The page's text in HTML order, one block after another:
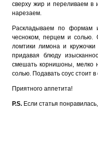
сверху жир и переливаем в
нарезаем.
Раскладываем по формам
чесноком, перцем и солью.
ломтики лимона и
придавая блюду
смешать корнишоны, мелко
солью. Подавать соус стоит
Приятного аппетита!
P.S. Если статья